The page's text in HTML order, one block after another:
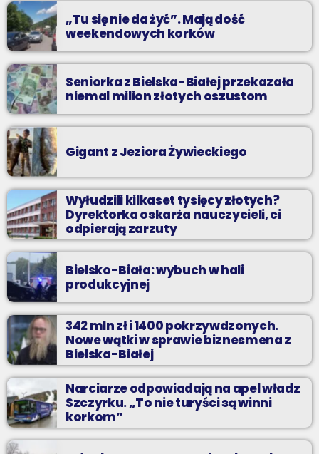
„Tu się nie da żyć”. Mają dość
weekendowych korków
Seniorka z Bielska-Białej przekazała
niemal milion złotych oszustom
Gigant z Jeziora Żywieckiego
Wyłudzili kilkaset tysięcy złotych?
Dyrektorka oskarża nauczycieli, ci
odpierają zarzuty
Bielsko-Biała: wybuch w hali
produkcyjnej
342 mln zł i 1400 pokrzywdzonych.
Nowe wątki w sprawie biznesmena z
Bielska-Białej
Narciarze odpowiadają na apel władz
Szczyrku. „To nie turyści są winni
korkom”